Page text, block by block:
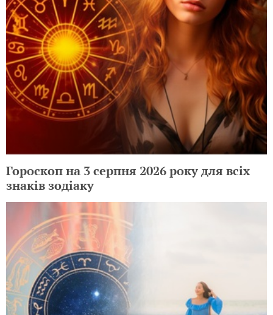
Гороскоп на 3 серпня 2026 року для всіх
знаків зодіаку